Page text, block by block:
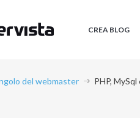
CREA BLOG
del webmaster PHP,